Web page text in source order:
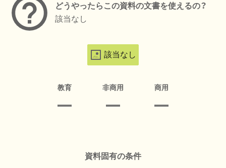
どうやったらこの資料の文書を使えるの？
該当なし
該当なし
教育 非商用 商用
資料固有の条件